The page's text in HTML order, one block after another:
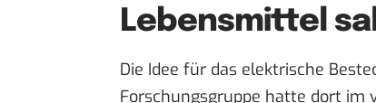
Lebensmittel
Die Idee für das elektrische
Forschungsgruppe hatte dort im